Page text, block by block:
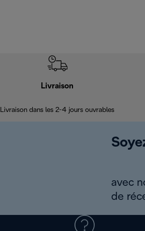
Livraison
Livraison dans les 2-4 jours ouvrables
avec
de